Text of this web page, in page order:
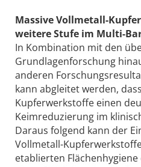
Massive Vollmetall-
weitere Stufe im Multi-­
In Kombination mit den
Grundlagenforschung
anderen
kann abgleitet werden,
Kupferwerkstoffe einen
Keimreduzierung im
Daraus folgend kann der
Vollmetall-
etablierten